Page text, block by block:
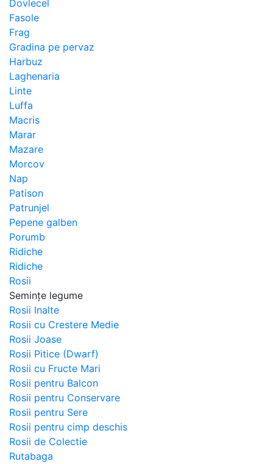
Dovlecel
Fasole
Frag
Gradina pe pervaz
Harbuz
Laghenaria
Linte
Luffa
Macris
Marar
Mazare
Morcov
Nap
Patison
Patrunjel
Pepene galben
Porumb
Ridiche
Ridiche
Rosii
Semințe legume
Rosii Inalte
Rosii cu Crestere Medie
Rosii Joase
Rosii Pitice (Dwarf)
Rosii cu Fructe Mari
Rosii pentru Balcon
Rosii pentru Conservare
Rosii pentru Sere
Rosii pentru cimp deschis
Rosii de Colectie
Rutabaga